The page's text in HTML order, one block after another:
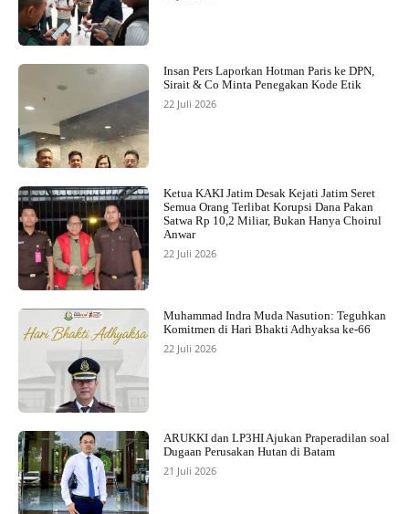
Insan Pers Laporkan Hotman Paris ke DPN,
Sirait & Co Minta Penegakan Kode Etik
22 Juli 2026
Ketua KAKI Jatim Desak Kejati Jatim Seret
Semua Orang Terlibat Korupsi Dana Pakan
Satwa Rp 10,2 Miliar, Bukan Hanya Choirul
Anwar
22 Juli 2026
Muhammad Indra Muda Nasution: Teguhkan
Komitmen di Hari Bhakti Adhyaksa ke-66
22 Juli 2026
ARUKKI dan LP3HI Ajukan Praperadilan soal
Dugaan Perusakan Hutan di Batam
21 Juli 2026